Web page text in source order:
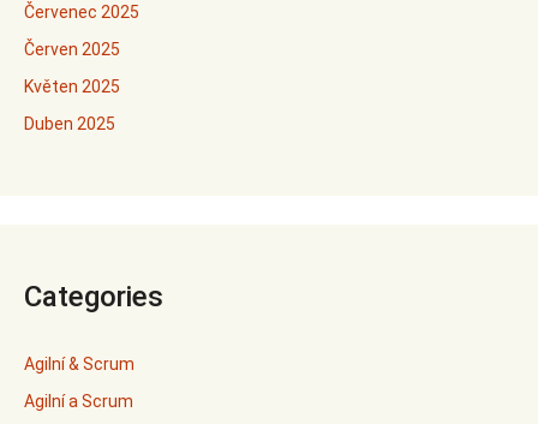
Červenec 2025
Červen 2025
Květen 2025
Duben 2025
Categories
Agilní & Scrum
Agilní a Scrum